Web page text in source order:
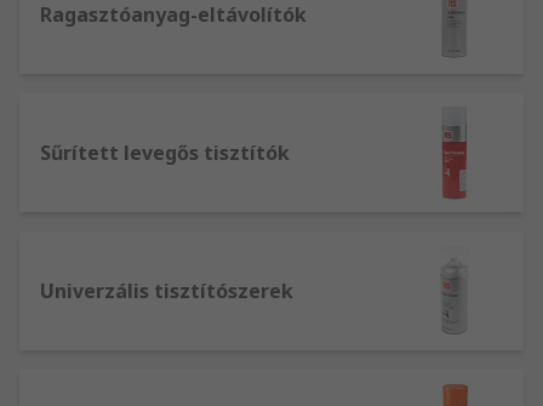
Ragasztóanyag-eltávolítók
Sűrített levegős tisztítók
Univerzális tisztítószerek